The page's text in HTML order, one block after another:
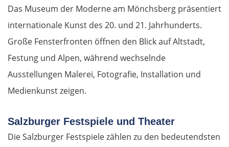
Das Museum der Moderne am Mönchsberg präsentiert
internationale Kunst des 20. und 21. Jahrhunderts.
Große Fensterfronten öffnen den Blick auf Altstadt,
Festung und Alpen, während wechselnde
Ausstellungen Malerei, Fotografie, Installation und
Medienkunst zeigen.
Salzburger Festspiele und Theater
Die Salzburger Festspiele zählen zu den bedeutendsten